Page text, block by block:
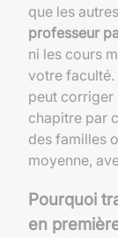
que les
professeur
ni les cours
votre faculté.
peut corriger
chapitre par
des familles
moyenne,
Pourquoi
en